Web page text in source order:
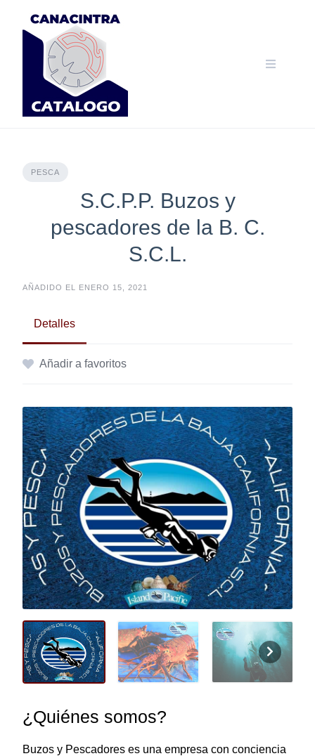
PESCA
S.C.P.P. Buzos y
pescadores de la B. C.
S.C.L.
AÑADIDO EL ENERO 15, 2021
Detalles
Añadir a favoritos
¿Quiénes somos?
Buzos y Pescadores es una empresa con conciencia